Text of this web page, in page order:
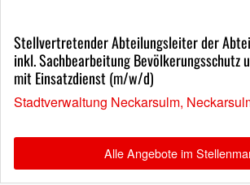
Stellvertretender Abteilungsleiter der
inkl. Sachbearbeitung Bevölkerungsschutz
mit Einsatzdienst (m/w/d)
Stadtverwaltung Neckarsulm,
Alle Angebote im